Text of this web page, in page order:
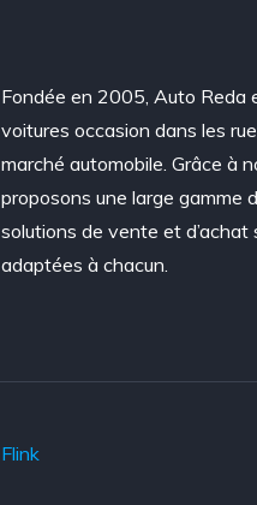
Fondée en 2005, Auto Reda
voitures occasion dans les
marché automobile. Grâce à
proposons une large gamme
solutions de vente et
adaptées à chacun.
Flink